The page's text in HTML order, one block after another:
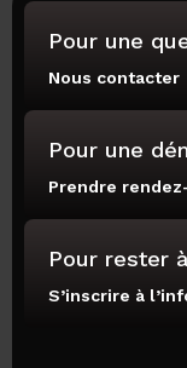
Pour une
Nous contacter
Pour une
Prendre
Pour rester
S’inscrire à